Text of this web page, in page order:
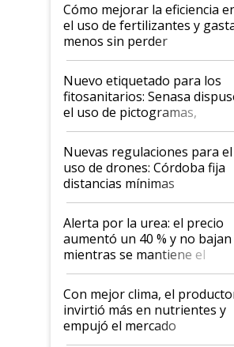
Cómo mejorar la eficiencia
el uso de fertilizantes y
menos sin perder
productividad en la campaña
fina
Nuevo etiquetado para los
fitosanitarios: Senasa
el uso de pictogramas,
palabras de advertencia e
indicaciones
Nuevas regulaciones para el
uso de drones: Córdoba fija
distancias mínimas
Alerta por la urea: el precio
aumentó un 40 % y no bajan
mientras se mantiene el
conflicto en Medio Oriente
Con mejor clima, el
invirtió más en nutrientes y
empujó el mercado